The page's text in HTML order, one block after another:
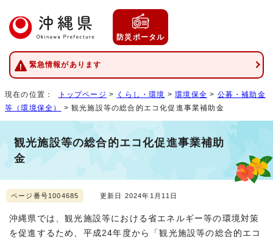
防災ポータル
緊急情報があります
現在の位置： トップページ > くらし・環境 >環境保全 > 公募・補助金
等（環境保全）
> 観光施設等の総合的エコ化促進事業補助金
観光施設等の総合的エコ化促進事業補助
金
ページ番号1004685 更新日 2024年1月11日
沖縄県では、観光施設等における省エネルギー等の環境対策
を促進するため、平成24年度から「観光施設等の総合的エコ